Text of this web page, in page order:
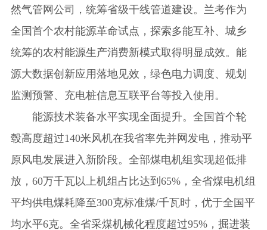
然气管网公司，统筹省级干线管道建设。兰考作为
全国首个农村能源革命试点，探索多能互补、城乡
统筹的农村能源生产消费新模式取得明显成效。能
源大数据创新应用落地见效，绿色电力调度、规划
监测预警、充电桩信息互联平台等投入使用。
能源技术装备水平实现全面提升。全国首个轮
毂高度超过140米风机在我省率先并网发电，推动平
原风电发展进入新阶段。全部煤电机组实现超低排
放，60万千瓦以上机组占比达到65%，全省煤电机组
平均供电煤耗降至300克标准煤/千瓦时，优于全国平
均水平6克。全省采煤机械化程度超过95%，掘进装